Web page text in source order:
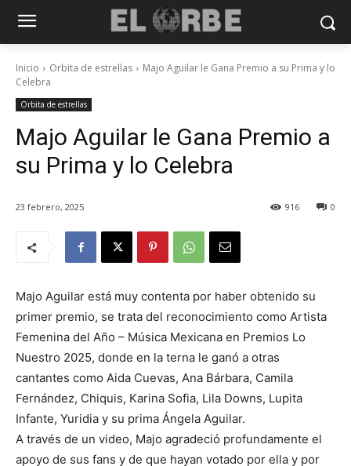
Inicio Orbita de estrellas
Majo Aguilar le Gana Premio a su Prima y lo
Celebra
Orbita de estrellas
Majo Aguilar le Gana Premio a
su Prima y lo Celebra
23 febrero, 2025 0
916
Majo Aguilar está muy contenta por haber obtenido su
primer premio, se trata del reconocimiento como Artista
Femenina del Año – Música Mexicana en Premios Lo
Nuestro 2025, donde en la terna le ganó a otras
cantantes como Aida Cuevas, Ana Bárbara, Camila
Fernández, Chiquis, Karina Sofia, Lila Downs, Lupita
Infante, Yuridia y su prima Ángela Aguilar.
A través de un video, Majo agradeció profundamente el
apoyo de sus fans y de que hayan votado por ella y por